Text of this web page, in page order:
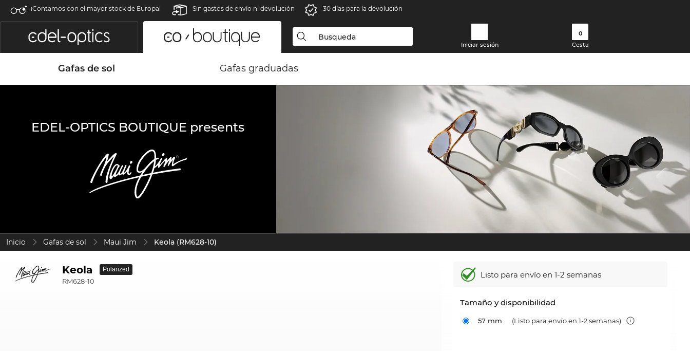
¡Contamos con el mayor stock de Europa! Sin gastos de envío ni devolución 30 días para la devolución
Iniciar sesión
0
Cesta
Gafas de sol Gafas graduadas
EDEL-OPTICS BOUTIQUE presents
Inicio Gafas de sol Maui Jim Keola (RM628-10)
Keola
RM628-10
Polarized
Listo para envío en 1-2 semanas
Tamaño y disponibilidad
57 mm (Listo para envío en 1-2 semanas)